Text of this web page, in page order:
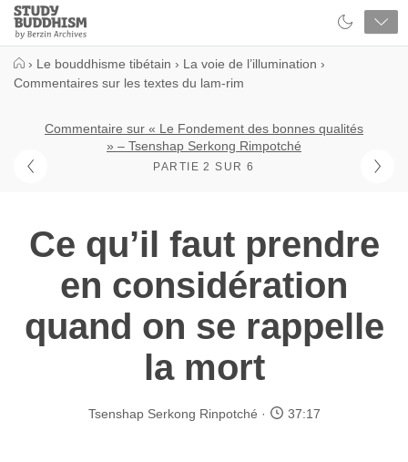
Close
Study
Buddhism
› Le bouddhisme tibétain › La voie de l’illumination ›
Commentaires sur les textes du lam-rim
Commentaire sur « Le Fondement des bonnes qualités
» – Tsenshap Serkong Rimpotché
PARTIE 2 SUR 6
Ce qu’il faut prendre
en considération
quand on se rappelle
la mort
Tsenshap Serkong Rinpotché 37:17